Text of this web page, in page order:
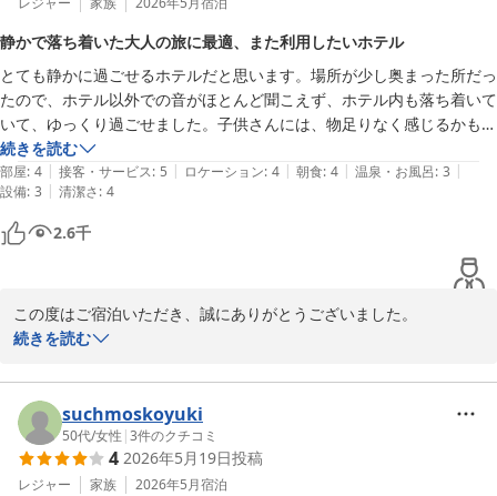
ホテル棟の新しい方ではない部屋？でしたが、写真で見るよりずっと広
くてむしろウェスティン東京等のクラシカルな雰囲気を感じる素敵なお
部屋でした。
・クローゼットも広い
・冷蔵庫あり
・テーブルもあるし椅子という椅子は化粧台椅子含めて3脚もある
・コンセントの数も十分
・堅牢な作りかも。廊下にいる周辺客の声が伝わる音量は極小。
・ベッド広い
・口コミとホームページ類を見る限り子連れに対する配慮には特化して
いない偏見があった（ごめんなさい）が、部屋に入ると子が落ちぬよう
【水回り】
・リフォームされていて新品同様
・全く文句なしの設備、トイレは便座暖かい
でございます。
館内や客室につきましても、古さを活かしながら快適にお過ごしい
ただけるよう取り組んでおりますので、そのように感じていただけ
たことは大変励みになります。
さらに、スタッフの対応や客室タブレットによるご案内についても
温かいお言葉をありがとうございます。今後もお客様にとって分か
りやすく、快適なサービスの提供に努めてまいります。
また那須へお越しの際は、ぜひご家族皆さまでお立ち寄りください
ませ。スタッフ一同、心よりお待ち申し上げております。
ホテルラフォーレ那須
2026-05-31
静かで落ち着いた大人の旅に最適、また利用したいホテル
とても静かに過ごせるホテルだと思います。場所が少し奥まった所だっ
たので、ホテル以外での音がほとんど聞こえず、ホテル内も落ち着いて
いて、ゆっくり過ごせました。子供さんには、物足りなく感じるかもし
れませんが、大人の旅行には、最高です。従業員の方も皆さん丁寧で親
切に接していただけ良い旅になりました。夕食は、外で食べる予定があ
ったので、朝食付きプランでしたが、ブュッフェも朝食では満足できる
内容でした。ウェルカムドリンクや朝食後もコーヒーが持ち帰りできる
カップも用意され、部屋でもゆっくりコーヒーを飲むことができまし
続きを読む
部屋: 4 | 接客・サービス: 5 | ロケーション: 4 | 朝食: 4 | 温泉・お風呂: 3 |
設備: 3 | 清潔さ: 4
2.6千
この度はご宿泊いただき、誠にありがとうございました。
と、大変嬉しく拝読いたしました。周囲の自然や館内の落ち着いた
雰囲気が、ご夫婦での大切なお時間のお役に立てましたことを光栄
に存じます。
また、スタッフの対応やご朝食、ウェルカムドリンクにつきまして
続きを読む
suchmoskoyuki
50代/女性 |3件のクチコミ
4 2026年5月19日投稿
レジャー 家族 2026年5月宿泊